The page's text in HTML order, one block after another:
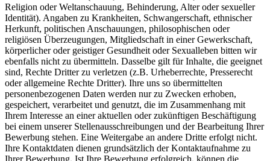
Religion oder Weltanschauung, Behinderung, Alter oder sexueller
Identität). Angaben zu Krankheiten, Schwangerschaft, ethnischer
Herkunft, politischen Anschauungen, philosophischen oder
religiösen Überzeugungen, Mitgliedschaft in einer Gewerkschaft,
körperlicher oder geistiger Gesundheit oder Sexualleben bitten wir
ebenfalls nicht zu übermitteln. Dasselbe gilt für Inhalte, die geeignet
sind, Rechte Dritter zu verletzen (z.B. Urheberrechte, Presserecht
oder allgemeine Rechte Dritter). Ihre uns so übermittelten
personenbezogenen Daten werden nur zu Zwecken erhoben,
gespeichert, verarbeitet und genutzt, die im Zusammenhang mit
Ihrem Interesse an einer aktuellen oder zukünftigen Beschäftigung
bei einem unserer Stellenausschreibungen und der Bearbeitung Ihrer
Bewerbung stehen. Eine Weitergabe an andere Dritte erfolgt nicht.
Ihre Kontaktdaten dienen grundsätzlich der Kontaktaufnahme zu
Ihrer Bewerbung. Ist Ihre Bewerbung erfolgreich, können die